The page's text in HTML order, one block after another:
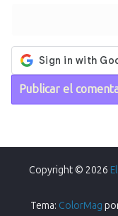
Copyright © 2026
Tema: ColorMag